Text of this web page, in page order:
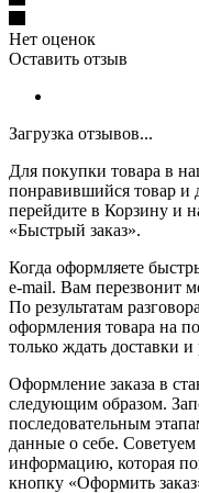
Нет оценок
Оставить отзыв
Загрузка отзывов...
Для покупки товара в
понравившийся товар и
перейдите в Корзину и
«Быстрый заказ».
Когда оформляете
e-mail. Вам перезвонит
По результатам
оформления товара на
только ждать доставки
Оформление заказа в
следующим образом.
последовательным
данные о себе.
информацию, которая
кнопку «Оформить